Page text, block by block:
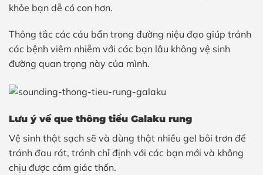
khỏe bạn dễ có con hơn.
Thông tắc các cáu bẩn trong đường niệu đạo giúp tránh
các bệnh viêm nhiễm với các bạn lâu không vệ sinh
đường quan trọng này của mình.
Lưu ý về que thông tiểu Galaku rung
Vệ sinh thật sạch sẽ và dùng thật nhiều gel bôi trơn để
tránh đau rát, tránh chỉ định với các bạn mới và không
chịu được cảm giác thốn.